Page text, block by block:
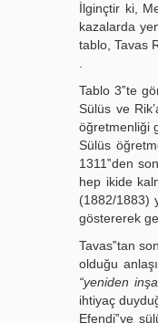
İlginçtir ki,
kazalarda
tablo, Tavas
Tablo 3‟te
Sülüs ve
öğretmenliği
Sülüs
1311‟den
hep ikide
(1882/1883)
göstererek
Tavas‟tan
olduğu
“yeniden
ihtiyaç
Efendi‟ye